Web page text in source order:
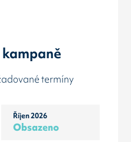
termíny
Říjen 2026
Obsazeno